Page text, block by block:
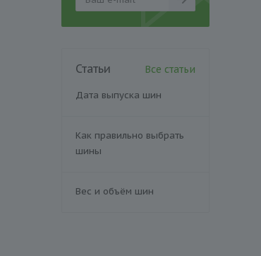
Статьи Все статьи
Дата выпуска шин
Как правильно выбрать
шины
Вес и объём шин